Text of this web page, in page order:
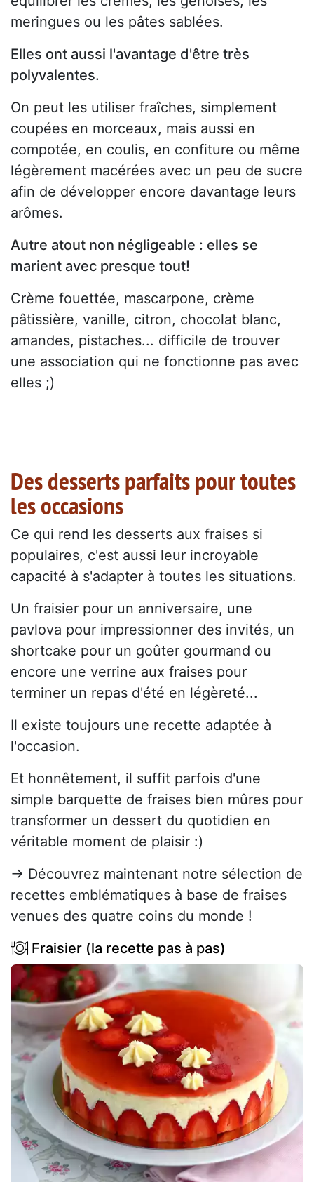
meringues ou les pâtes sablées.
Elles ont aussi l'avantage d'être très
polyvalentes.
On peut les utiliser fraîches, simplement
coupées en morceaux, mais aussi en
compotée, en coulis, en confiture ou même
légèrement macérées avec un peu de sucre
afin de développer encore davantage leurs
arômes.
Autre atout non négligeable : elles se
marient avec presque tout!
Crème fouettée, mascarpone, crème
pâtissière, vanille, citron, chocolat blanc,
amandes, pistaches... difficile de trouver
une association qui ne fonctionne pas avec
elles ;)
Des desserts parfaits pour toutes
les occasions
Ce qui rend les desserts aux fraises si
populaires, c'est aussi leur incroyable
capacité à s'adapter à toutes les situations.
Un fraisier pour un anniversaire, une
pavlova pour impressionner des invités, un
shortcake pour un goûter gourmand ou
encore une verrine aux fraises pour
terminer un repas d'été en légèreté...
Il existe toujours une recette adaptée à
l'occasion.
Et honnêtement, il suffit parfois d'une
simple barquette de fraises bien mûres pour
transformer un dessert du quotidien en
véritable moment de plaisir :)
→ Découvrez maintenant notre sélection de
recettes emblématiques à base de fraises
venues des quatre coins du monde !
Fraisier (la recette pas à pas)